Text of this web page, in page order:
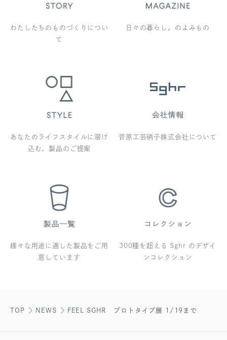
わたしたちのものづくりについ
て
日々の暮らし。のよみもの
あなたのライフスタイルに溶け
込む、製品のご提案
菅原工芸硝子株式会社について
様々な用途に適した製品をご用
意しています
300種を超える Sghr のデザイ
ンコレクション
TOP NEWS FEEL SGHR プロトタイプ展 1/19まで